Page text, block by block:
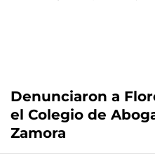
Denunciaron a
el Colegio de
Zamora